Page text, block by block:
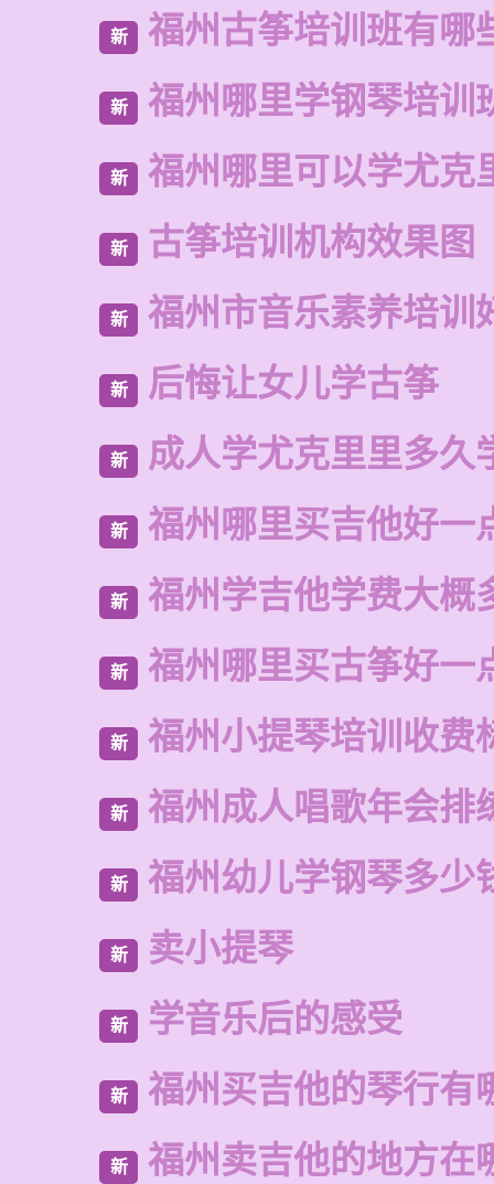
新 福州古筝培训班有哪
新 福州哪里学钢琴培训
新 福州哪里可以学尤克
新 古筝培训机构效果图
新 福州市音乐素养培训
新 后悔让女儿学古筝
新 成人学尤克里里多久
新 福州哪里买吉他好一
新 福州学吉他学费大概
新 福州哪里买古筝好一
新 福州小提琴培训收费
新 福州成人唱歌年会排
新 福州幼儿学钢琴多少
新 卖小提琴
新 学音乐后的感受
新 福州买吉他的琴行有
新 福州卖吉他的地方在